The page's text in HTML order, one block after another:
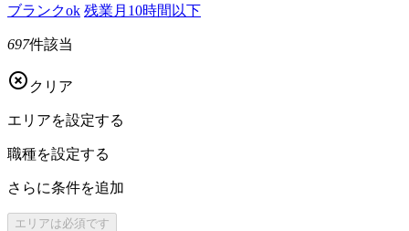
ブランクok 残業月10時間以下
697件該当
 クリア
エリアを設定する
職種を設定する
さらに条件を追加
エリアは必須です